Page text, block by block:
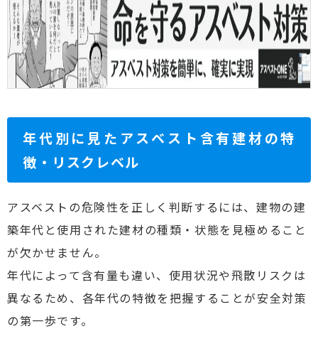
年代別に見たアスベスト含有建材の特
徴・リスクレベル
アスベストの危険性を正しく判断するには、建物の建
築年代と使用された建材の種類・状態を見極めること
が欠かせません。
年代によって含有量も違い、使用状況や飛散リスクは
異なるため、各年代の特徴を把握することが安全対策
の第一歩です。